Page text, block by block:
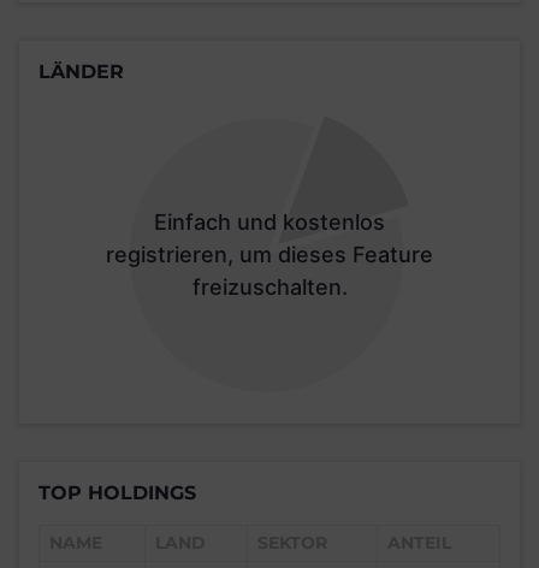
LÄNDER
Einfach und kostenlos
registrieren, um dieses Feature
freizuschalten.
TOP HOLDINGS